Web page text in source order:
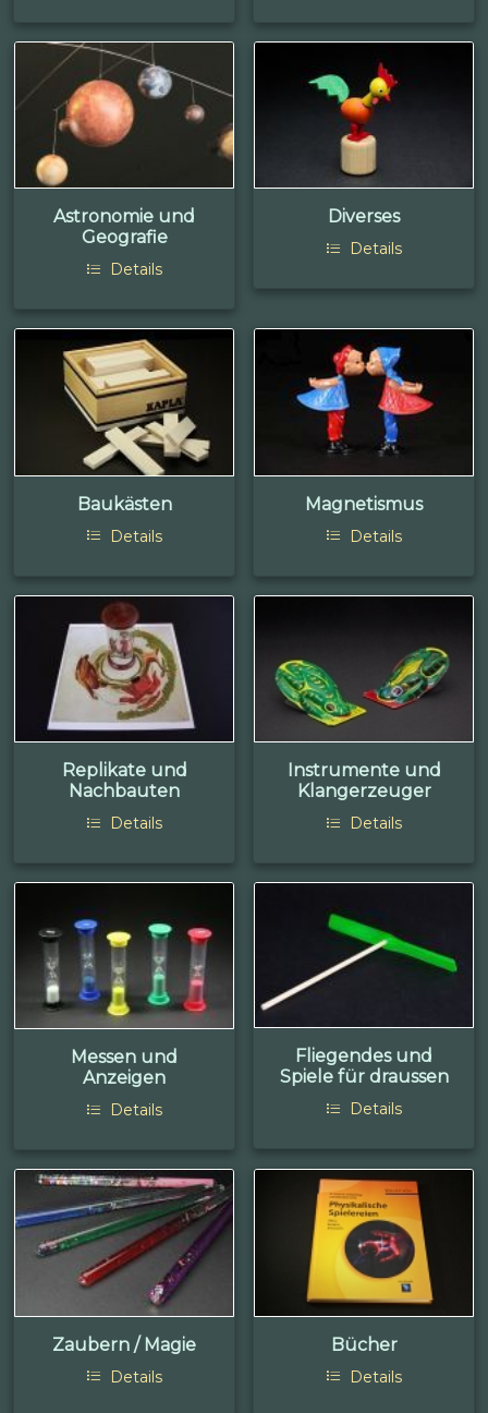
Astronomie und
Geografie
Details
Diverses
Details
Baukästen
Details
Magnetismus
Details
Replikate und
Nachbauten
Details
Instrumente und
Klangerzeuger
Details
Messen und
Anzeigen
Details
Fliegendes und
Spiele für draussen
Details
Zaubern / Magie
Details
Bücher
Details